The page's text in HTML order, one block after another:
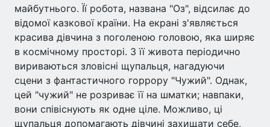
майбутнього. Її робота, названа "Оз", відсилає до
відомої казкової країни. На екрані з'являється
красива дівчина з поголеною головою, яка ширяє
в космічному просторі. З її живота періодично
вириваються зловісні щупальця, нагадуючи
сцени з фантастичного горрору "Чужий". Однак,
цей "чужий" не розриває її на шматки; навпаки,
вони співіснують як одне ціле. Можливо, ці
щупальця допомагають дівчині захищати себе,